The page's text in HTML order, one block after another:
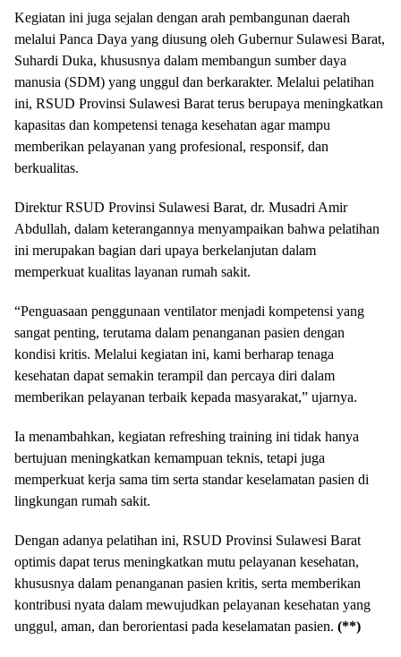
Kegiatan ini juga sejalan dengan arah pembangunan daerah
melalui Panca Daya yang diusung oleh Gubernur Sulawesi Barat,
Suhardi Duka, khususnya dalam membangun sumber daya
manusia (SDM) yang unggul dan berkarakter. Melalui pelatihan
ini, RSUD Provinsi Sulawesi Barat terus berupaya meningkatkan
kapasitas dan kompetensi tenaga kesehatan agar mampu
memberikan pelayanan yang profesional, responsif, dan
berkualitas.
Direktur RSUD Provinsi Sulawesi Barat, dr. Musadri Amir
Abdullah, dalam keterangannya menyampaikan bahwa pelatihan
ini merupakan bagian dari upaya berkelanjutan dalam
memperkuat kualitas layanan rumah sakit.
“Penguasaan penggunaan ventilator menjadi kompetensi yang
sangat penting, terutama dalam penanganan pasien dengan
kondisi kritis. Melalui kegiatan ini, kami berharap tenaga
kesehatan dapat semakin terampil dan percaya diri dalam
memberikan pelayanan terbaik kepada masyarakat,” ujarnya.
Ia menambahkan, kegiatan refreshing training ini tidak hanya
bertujuan meningkatkan kemampuan teknis, tetapi juga
memperkuat kerja sama tim serta standar keselamatan pasien di
lingkungan rumah sakit.
Dengan adanya pelatihan ini, RSUD Provinsi Sulawesi Barat
optimis dapat terus meningkatkan mutu pelayanan kesehatan,
khususnya dalam penanganan pasien kritis, serta memberikan
kontribusi nyata dalam mewujudkan pelayanan kesehatan yang
unggul, aman, dan berorientasi pada keselamatan pasien. (**)